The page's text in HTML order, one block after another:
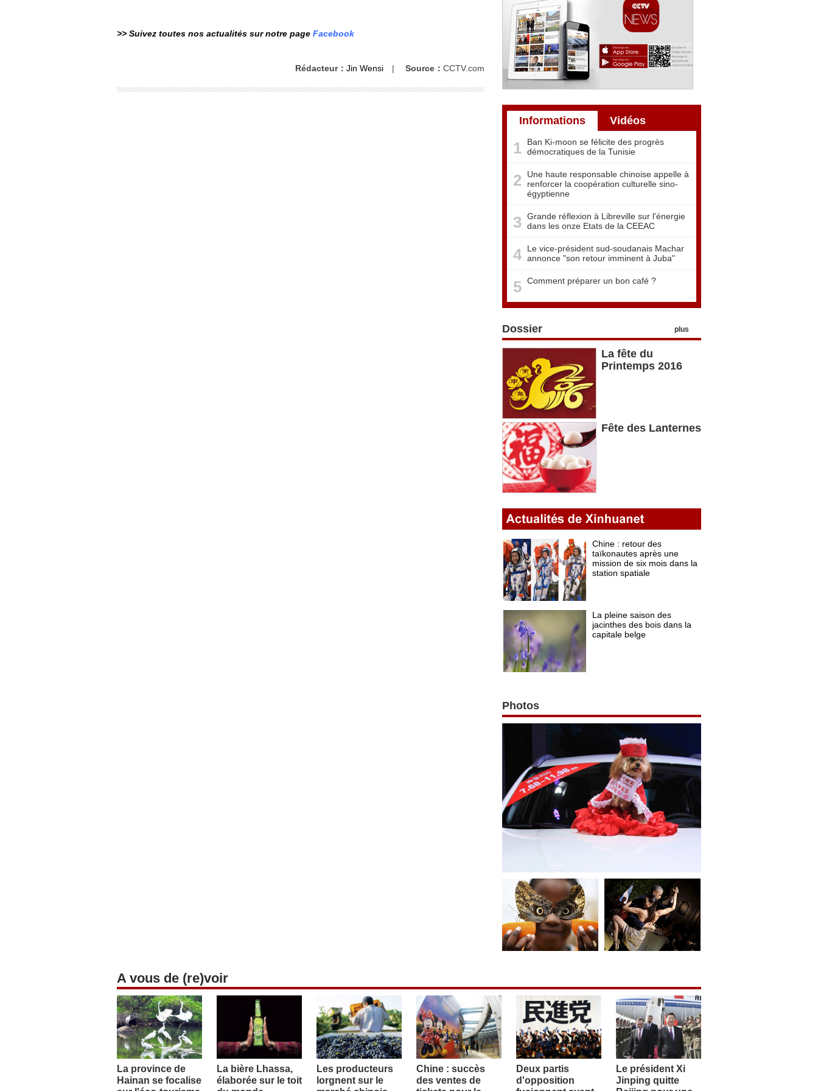
>> Suivez toutes nos actualités sur notre page Facebook
Rédacteur： Jin Wensi | Source： CCTV.com
Informations Vidéos
1
Ban Ki-moon se félicite des progrès
démocratiques de la Tunisie
2
Une haute responsable chinoise appelle à
renforcer la coopération culturelle sino-
égyptienne
3 Grande réflexion à Libreville sur l'énergie
dans les onze Etats de la CEEAC
4
Le vice-président sud-soudanais Machar
annonce "son retour imminent à Juba"
5 Comment préparer un bon café ?
Dossier plus
La fête du
Printemps 2016
Fête des Lanternes
Photos
A vous de (re)voir
La province de
Hainan se focalise
La bière Lhassa,
élaborée sur le toit
Les producteurs
lorgnent sur le
Chine : succès
des ventes de
Deux partis
d'opposition
Le président Xi
Jinping quitte